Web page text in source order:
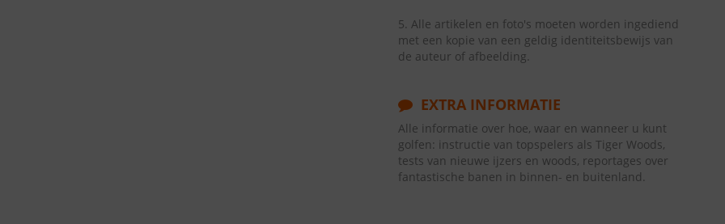
5. Alle artikelen en foto's moeten worden ingediend
met een kopie van een geldig identiteitsbewijs van
de auteur of afbeelding.
EXTRA INFORMATIE
Alle informatie over hoe, waar en wanneer u kunt
golfen: instructie van topspelers als Tiger Woods,
tests van nieuwe ijzers en woods, reportages over
fantastische banen in binnen- en buitenland.